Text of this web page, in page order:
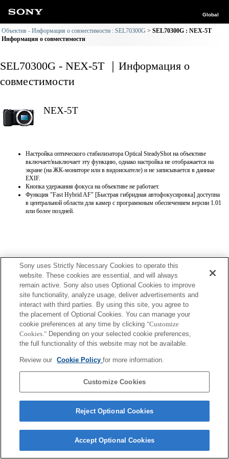
Global
Объектив - Информация о совместимости : SEL70300G
SEL70300G : NEX-5T
Информация о совместимости
SEL70300G - NEX-5T ｜Информация о
совместимости
NEX-5T
Настройка оптического стабилизатора Optical SteadyShot на объективе
включает/выключает эту функцию, однако настройка не отображается на
экране (на ЖК-мониторе или в видоискателе) и не записывается в данные
EXIF.
Кнопка удержания фокуса на объективе не работает.
Функция "Fast Hybrid AF" [Быстрая гибридная автофокусировка] доступна
в центральной области для камер с программным обеспечением версии 1.01
или более поздней.
Terms of Use Contact Us
Copyright 2026 Sony Corporation
Sony uses Strictly Necessary Cookies to operate this
website. These cookies are essential, and will always
remain active. Sony also uses Optional Cookies to improve
site functionality, analyze usage, deliver advertisements and
interact with third parties. By using this site, you agree to
the placement of Optional Cookies. You can manage your
cookie preferences at any time by clicking "Customize
Cookies." Depending on your selected cookie preferences,
the full functionality of this website may not be available.
Review our Cookie Policyfor more information.
Customize Cookies
Reject Optional Cookies
Accept Optional Cookies